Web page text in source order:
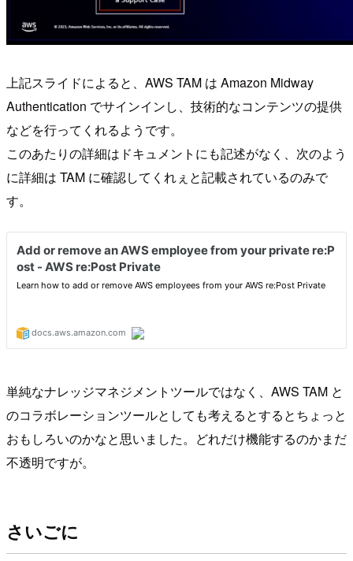
上記スライドによると、AWS TAM は Amazon Midway
Authentication でサインインし、技術的なコンテンツの提供
などを行ってくれるようです。
このあたりの詳細はドキュメントにも記述がなく、次のよう
に詳細は TAM に確認してくれぇと記載されているのみで
す。
単純なナレッジマネジメントツールではなく、AWS TAM と
のコラボレーションツールとしても考えるとするとちょっと
おもしろいのかなと思いました。どれだけ機能するのかまだ
不透明ですが。
さいごに